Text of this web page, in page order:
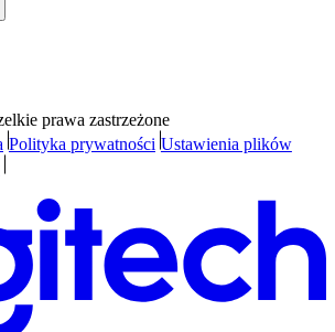
prawa zastrzeżone
Polityka prywatności Ustawienia plików